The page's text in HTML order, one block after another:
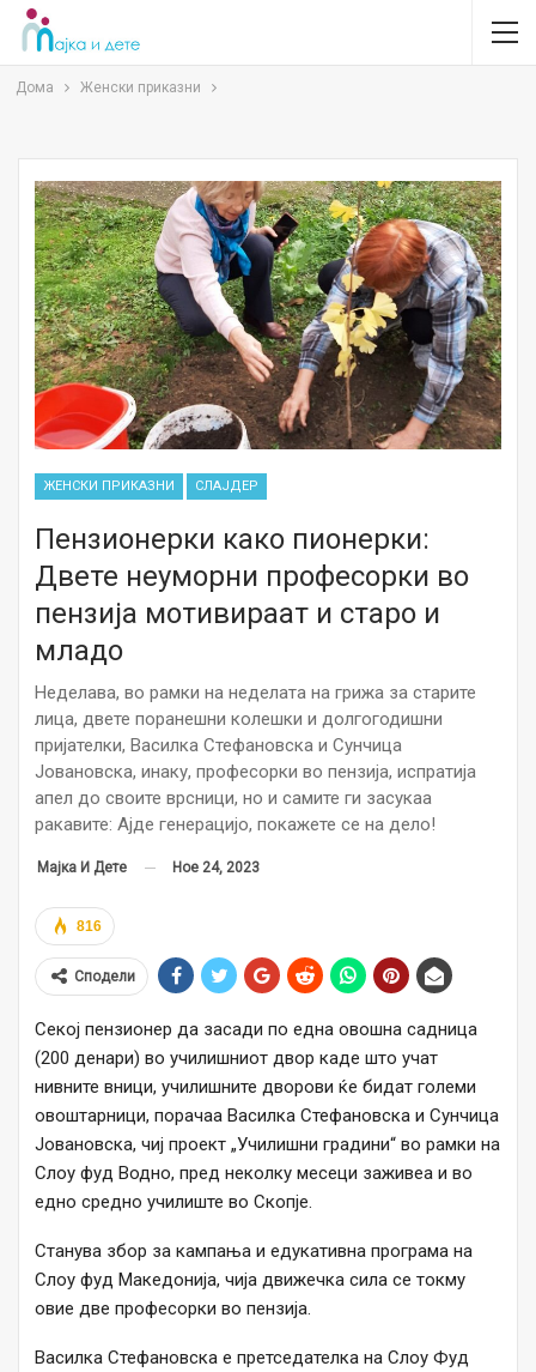
Дома Женски приказни
ЖЕНСКИ ПРИКАЗНИ СЛАЈДЕР
Пензионерки како пионерки:
Двете неуморни професорки во
пензија мотивираат и старо и
младо
Неделава, во рамки на неделата на грижа за старите
лица, двете поранешни колешки и долгогодишни
пријателки, Василка Стефановска и Сунчица
Јовановска, инаку, професорки во пензија, испратија
апел до своите врсници, но и самите ги засукаа
ракавите: Ајде генерацијо, покажете се на дело!
Мајка И Дете Ное 24, 2023
816
Сподели
Секој пензионер да засади по една овошна садница
(200 денари) во училишниот двор каде што учат
нивните вници, училишните дворови ќе бидат големи
овоштарници, порачаа Василка Стефановска и Сунчица
Јовановска, чиј проект „Училишни градини“ во рамки на
Слоу фуд Водно, пред неколку месеци заживеа и во
едно средно училиште во Скопје.
Станува збор за кампања и едукативна програма на
Слоу фуд Македонија, чија движечка сила се токму
овие две професорки во пензија.
Василка Стефановска е претседателка на Слоу Фуд